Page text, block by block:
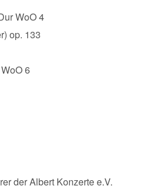
WoO 4
op. 133
6
der Albert Konzerte e.V.